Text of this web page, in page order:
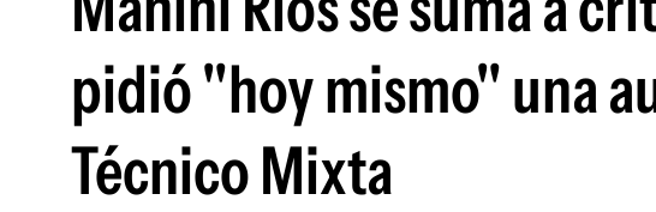
pidió "hoy mismo" una
Técnico Mixta